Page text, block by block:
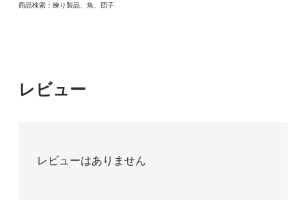
商品検索：練り製品、魚、団子
レビュー
レビューはありません